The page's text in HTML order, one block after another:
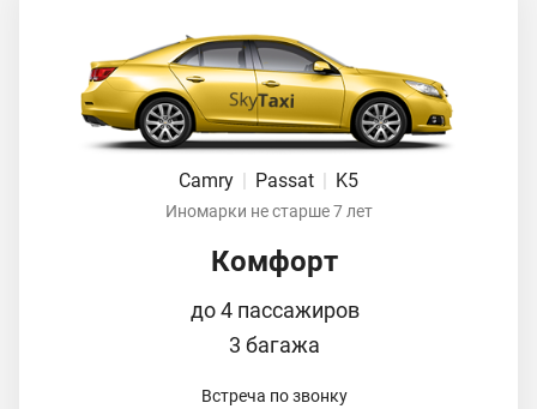
Camry Passat K5
Иномарки не старше 7 лет
Комфорт
до 4 пассажиров
3 багажа
Встреча по звонку